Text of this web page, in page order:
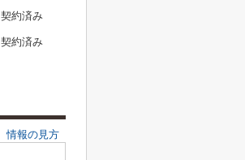
契約済み
契約済み
情報の見方